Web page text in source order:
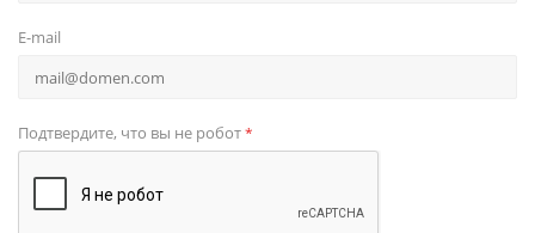
E-mail
Подтвердите, что вы не робот*